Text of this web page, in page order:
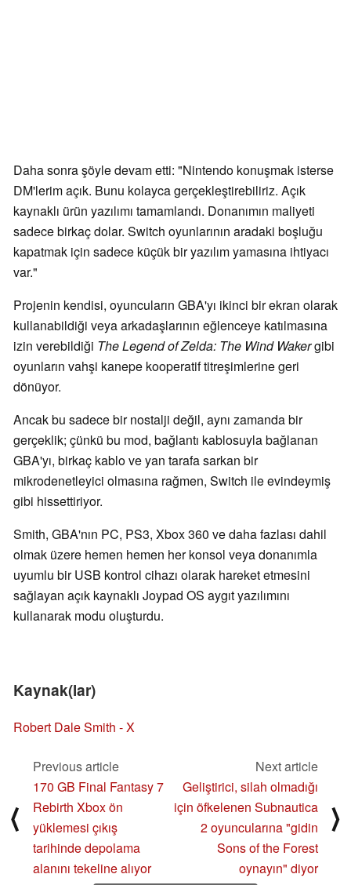
Daha sonra şöyle devam etti: "Nintendo konuşmak isterse
DM'lerim açık. Bunu kolayca gerçekleştirebiliriz. Açık
kaynaklı ürün yazılımı tamamlandı. Donanımın maliyeti
sadece birkaç dolar. Switch oyunlarının aradaki boşluğu
kapatmak için sadece küçük bir yazılım yamasına ihtiyacı
var."
Projenin kendisi, oyuncuların GBA'yı ikinci bir ekran olarak
kullanabildiği veya arkadaşlarının eğlenceye katılmasına
izin verebildiği The Legend ofZelda: The Wind Wakergibi
oyunların vahşi kanepe kooperatif titreşimlerine geri
dönüyor.
Ancak bu sadece bir nostalji değil, aynı zamanda bir
gerçeklik; çünkü bu mod, bağlantı kablosuyla bağlanan
GBA'yı, birkaç kablo ve yan tarafa sarkan bir
mikrodenetleyici olmasına rağmen, Switch ile evindeymiş
gibi hissettiriyor.
Smith, GBA'nın PC, PS3, Xbox 360 ve daha fazlası dahil
olmak üzere hemen hemen her konsol veya donanımla
uyumlu bir USB kontrol cihazı olarak hareket etmesini
sağlayan açık kaynaklı Joypad OS aygıt yazılımını
kullanarak modu oluşturdu.
Kaynak(lar)
Robert Dale Smith - X
⟨
Previous article
170 GB Final Fantasy 7
Rebirth Xbox ön
yüklemesi çıkış
tarihinde depolama
alanını tekeline alıyor
Next article
Geliştirici, silah olmadığı
için öfkelenen Subnautica
2 oyuncularına "gidin
Sons of the Forest
oynayın" diyor
⟩